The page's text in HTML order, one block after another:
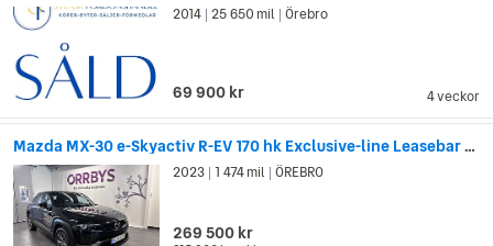
4 veckor
2014 25 650 mil Örebro
69 900 kr
Mazda MX-30 e-Skyactiv R-EV 170 hk Exclusive-line Leasebar 1 ägare
2023 1 474 mil ÖREBRO
269 500 kr